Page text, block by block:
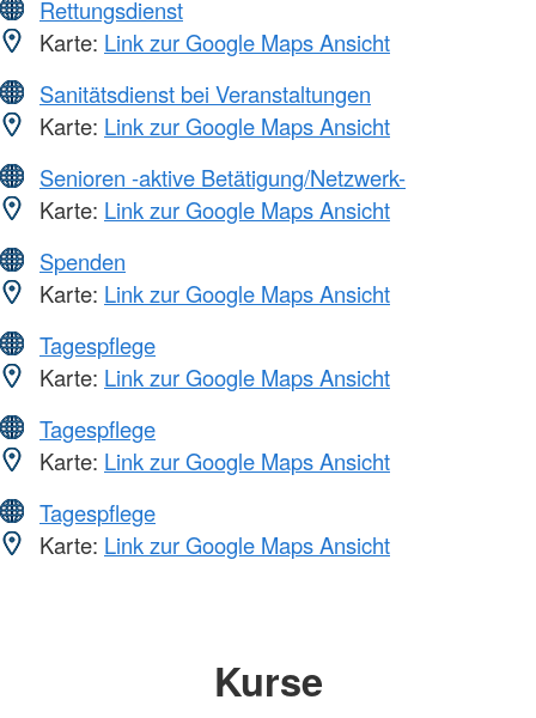
Rettungsdienst
Karte: Link zur Google Maps Ansicht
Sanitätsdienst bei Veranstaltungen
Karte: Link zur Google Maps Ansicht
Senioren -aktive Betätigung/Netzwerk-
Karte: Link zur Google Maps Ansicht
Spenden
Karte: Link zur Google Maps Ansicht
Tagespflege
Karte: Link zur Google Maps Ansicht
Tagespflege
Karte: Link zur Google Maps Ansicht
Tagespflege
Karte: Link zur Google Maps Ansicht
Kurse